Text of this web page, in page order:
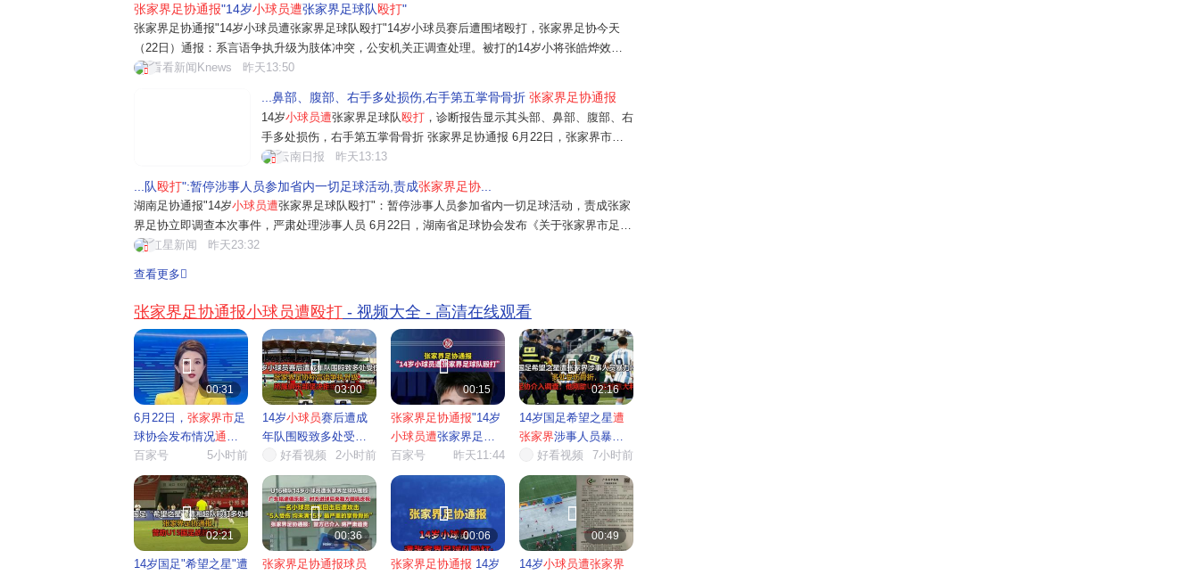
张家界足协通报"14岁小球员遭张家界足球队殴打"
张家界足协通报"14岁小球员遭张家界足球队殴打"14岁小球员赛后遭围堵殴打，张家界足协今天
（22日）通报：系言语争执升级为肢体冲突，公安机关正调查处理。被打的14岁小将张皓烨效力
于广东铭途足球队，是国内顶尖足球苗子，今年4月刚随U15国少队击败过意大利。而在昨天的交
看看新闻Knews 昨天13:50
...鼻部、腹部、右手多处损伤,右手第五掌骨骨折 张家界足协通报
14岁小球员遭张家界足球队 殴打 ，诊断报告显示其头部、鼻部、腹部、右
手多处损伤，右手第五掌骨骨折 张家界足协通报 6月22日，张家界市足
球协会发布情况通报：6月21日下午，张家界足球队与广东铭途足球队在
肢体冲突，造成不良社会影响，对此我们深表遗憾...
云南日报 昨天13:13
...队殴打":暂停涉事人员参加省内一切足球活动,责成张家界足协
湖南足协通报"14岁小球员遭张家界足球队殴打"：暂停涉事人员参加省内一切足球活动，责成张家
界足协立即调查本次事件，严肃处理涉事人员 6月22日，湖南省足球协会发布《关于张家界市足球
队与广东铭途梯队交流赛有关情况的声明》，即日起，暂停本次事件中的相关涉事人员参加湖南省
红星新闻 昨天23:32
查看更多
张家界足协通报小球员遭殴打 - 视频大全 - 高清在线观看

00:31
6月22日， 张家界市足
球协会发布情况通报
：第...
百家号 5小时前

03:00
14岁小球员赛后遭成
年队围殴致多处受
伤，张家...
好看视频 2小时前

00:15
张家界足协通报"14岁
小球员遭张家界足球
队殴...
百家号 昨天11:44

02:16
14岁国足希望之星遭
张家界涉事人员暴力
殴打，...
好看视频 7小时前

02:21
14岁国足"希望之星"遭

00:36
张家界足协通报球员

00:06
张家界足协通报 14岁

00:49
14岁小球员遭张家界